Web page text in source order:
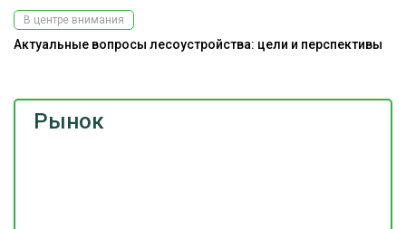
Рынок
В центре внимания
Актуальные вопросы лесоустройства: цели и перспективы